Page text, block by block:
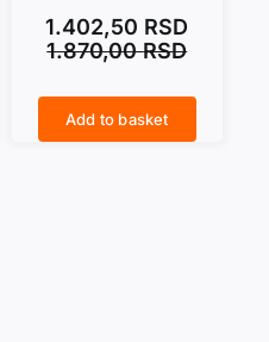
1.870,00RSD
1.402,50 RSD
Add to basket